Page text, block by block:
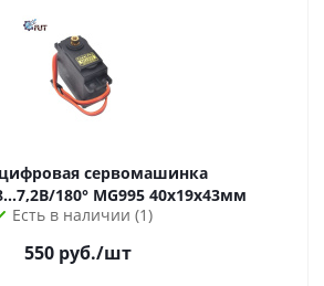
15кг*см/4.8...7,2В/180° MG995 40х19х43мм
Есть в наличии (1)
550руб./шт